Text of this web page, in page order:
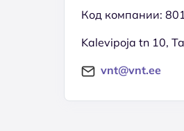
Код компании:
Kalevipoja tn 10,
vnt@vnt.ee